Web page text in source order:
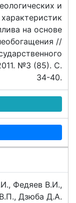
и
на основе
//
№3 (85). C.
34-40.
Федяев В.И.,
Дзюба Д.А.